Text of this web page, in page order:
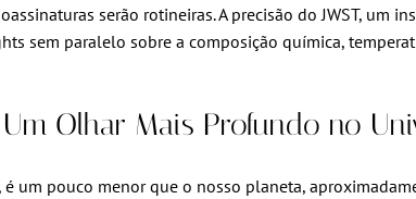
serão rotineiras. A precisão do JWST,
sem paralelo sobre a composição química,
Olhar Mais Profundo no
um pouco menor que o nosso planeta,